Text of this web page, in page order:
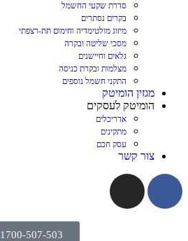
סדרת שקעי החשמל
בקרים נסתרים
מיזוג מולטימדיה וחימום תת-רצפתי
מסכי שליטה ובקרה
גלאים וחיישנים
מצלמות ובקרת כניסה
התקני חשמל נוספים
מגזין הומיטק
הומיטק לעסקים
אדריכלים
מתקינים
עסק חכם
צור קשר
1700-507-503